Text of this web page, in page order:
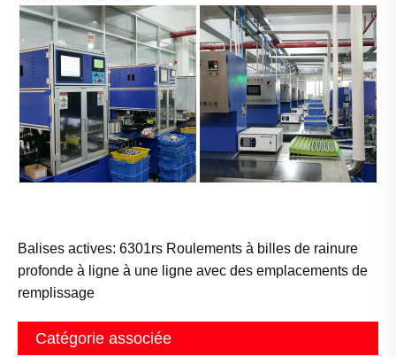
Balises actives: 6301rs Roulements à billes de rainure
profonde à ligne à une ligne avec des emplacements de
remplissage
Catégorie associée